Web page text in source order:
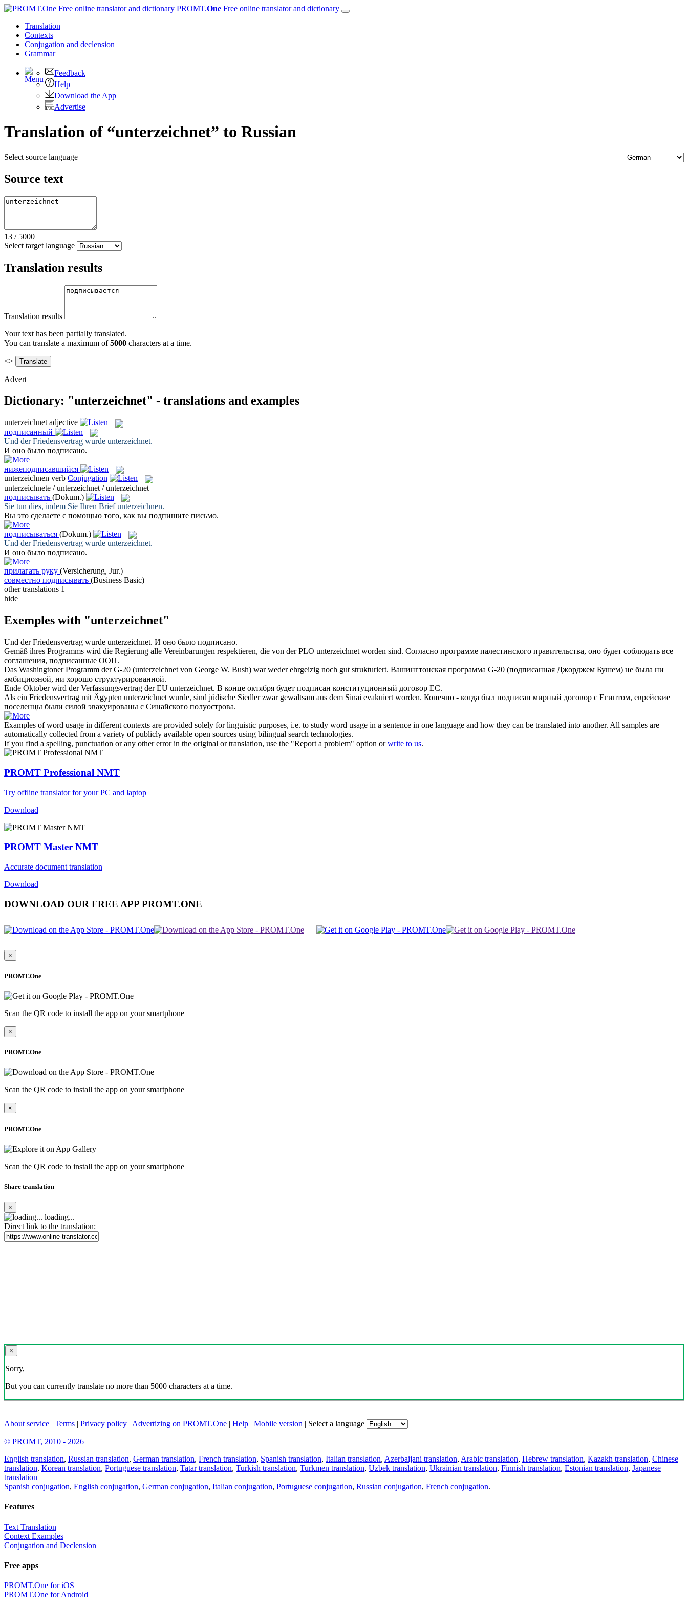
PROMT.One Free online translator and dictionary
Translation
Contexts
Conjugation and declension
Grammar
Feedback
Help
Download the App
Advertise
Translation of “unterzeichnet” to Russian
Select source language
Source text
13 / 5000
Select target language
Translation results
Translation results
Your text has been partially translated.
You can translate a maximum of5000 characters at a time.
<>
Advert
Dictionary: "unterzeichnet" - translations and examples
unterzeichnet adjective
подписанный
Und der Friedensvertrag wurde unterzeichnet.
И оно было подписано.
нижеподписавшийся
unterzeichnen verb Conjugation
unterzeichnete / unterzeichnet / unterzeichnet
подписывать (Dokum.)
Sie tun dies, indem Sie Ihren Briefunterzeichnen.
Вы это сделаете с помощью того, как вы подпишите письмо.
подписываться (Dokum.)
Und der Friedensvertrag wurde unterzeichnet.
И оно было подписано.
прилагать руку (Versicherung, Jur.)
совместно подписывать (Business Basic)
other translations 1
hide
Exemples with "unterzeichnet"
Und der Friedensvertrag wurde unterzeichnet. И оно было подписано.
Gemäß ihres Programms wird die Regierung alle Vereinbarungen respektieren, die von der PLO unterzeichnet worden sind. Согласно программе палестинского правительства, оно будет соблюдать все
соглашения, подписанные ООП.
Das Washingtoner Programm der G-20 (unterzeichnet von George W. Bush) war weder ehrgeizig noch gut strukturiert. Вашингтонская программа G-20 (подписанная Джорджем Бушем) не была ни
амбициозной, ни хорошо структурированной.
Ende Oktober wird der Verfassungsvertrag der EU unterzeichnet. В конце октября будет подписан конституционный договор ЕС.
Als ein Friedensvertrag mit Ägypten unterzeichnet wurde, sind jüdische Siedler zwar gewaltsam aus dem Sinai evakuiert worden. Конечно - когда был подписан мирный договор с Египтом, еврейские
поселенцы были силой эвакуированы с Синайского полуострова.
Examples of word usage in different contexts are provided solely for linguistic purposes, i.e. to study word usage in a sentence in one language and how they can be translated into another. All samples are
automatically collected from a variety of publicly available open sources using bilingual search technologies.
If you find a spelling, punctuation or any other error in the original or translation, use the "Report a problem" option orwrite to us.
PROMT Professional NMT
Try offline translator for your PC and laptop
Download
PROMT Master NMT
Accurate document translation
Download
DOWNLOAD OUR FREE APP PROMT.ONE
×
PROMT.One
Scan the QR code to install the app on your smartphone
×
PROMT.One
Scan the QR code to install the app on your smartphone
×
PROMT.One
Scan the QR code to install the app on your smartphone
Share translation
×
loading...
Direct link to the translation:
×
Sorry,
But you can currently translate no more than 5000 characters at a time.
About service | Terms | Privacy policy | Advertizing on PROMT.One | Help | Mobile version | Select a language
© PROMT, 2010 - 2026
English translation, Russian translation, German translation, French translation, Spanish translation, Italian translation, Azerbaijani translation, Arabic translation, Hebrew translation, Kazakh translation, Chinese
translation, Korean translation, Portuguese translation, Tatar translation, Turkish translation, Turkmen translation, Uzbek translation, Ukrainian translation, Finnish translation, Estonian translation, Japanese
translation
Spanish conjugation, English conjugation, German conjugation, Italian conjugation, Portuguese conjugation, Russian conjugation, French conjugation.
Features
Text Translation
Context Examples
Conjugation and Declension
Free apps
PROMT.One for iOS
PROMT.One for Android